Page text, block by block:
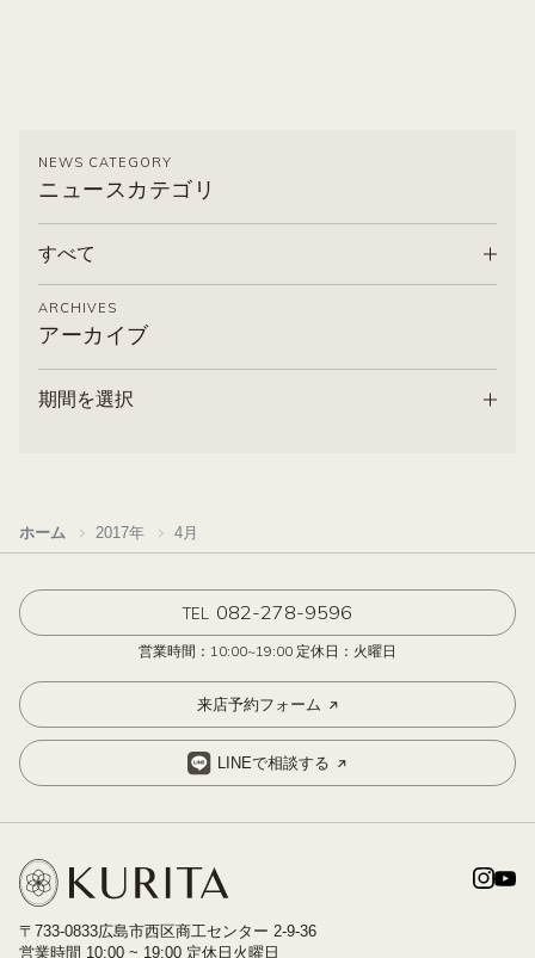
NEWS CATEGORY
ニュースカテゴリ
すべて
ARCHIVES
アーカイブ
期間を選択
ホーム 2017年 4月
TEL 082-278-9596
営業時間：10:00~19:00 定休日：火曜日
来店予約フォーム
LINEで相談する
〒733-0833広島市西区商工センター 2-9-36
営業時間 10:00 ~ 19:00 定休日火曜日